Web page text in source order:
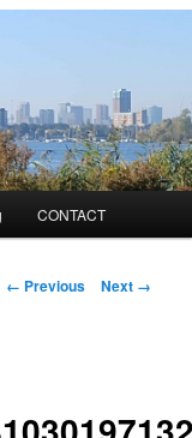
CONTACT
Image
← Previous Next →